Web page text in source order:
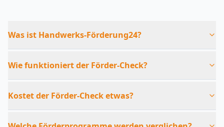
Was ist Handwerks-Förderung24?
Wie funktioniert der Förder-Check?
Kostet der Förder-Check etwas?